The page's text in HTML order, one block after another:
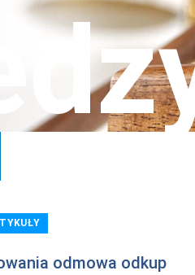
odmowa odkup